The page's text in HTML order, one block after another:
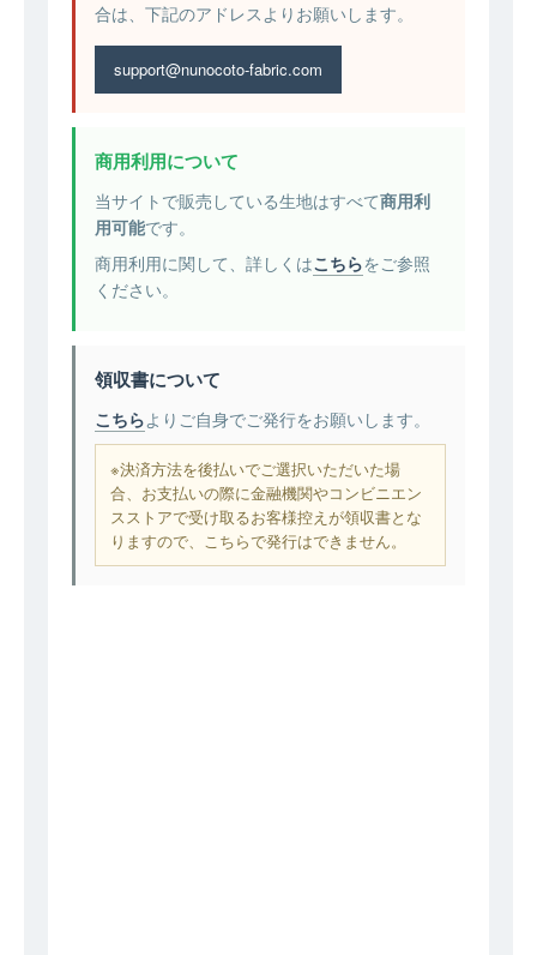
合は、下記のアドレスよりお願いします。
support@nunocoto-fabric.com
商用利用について
当サイトで販売している生地はすべて商用利
用可能です。
商用利用に関して、詳しくはこちらをご参照
ください。
領収書について
こちらよりご自身でご発行をお願いします。
※決済方法を後払いでご選択いただいた場
合、お支払いの際に金融機関やコンビニエン
スストアで受け取るお客様控えが領収書とな
りますので、こちらで発行はできません。